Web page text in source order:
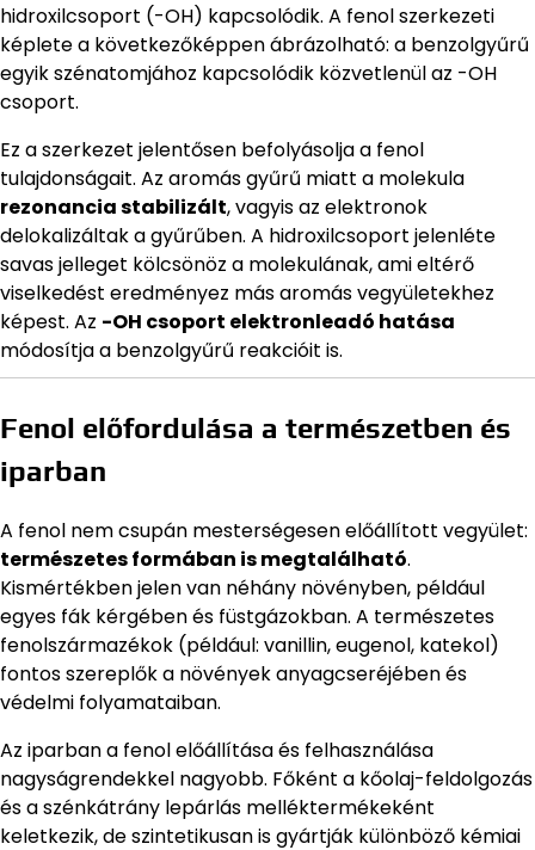
hidroxilcsoport (-OH) kapcsolódik. A fenol szerkezeti
képlete a következőképpen ábrázolható: a benzolgyűrű
egyik szénatomjához kapcsolódik közvetlenül az -OH
csoport.
Ez a szerkezet jelentősen befolyásolja a fenol
tulajdonságait. Az aromás gyűrű miatt a molekula
rezonancia stabilizált, vagyis az elektronok
delokalizáltak a gyűrűben. A hidroxilcsoport jelenléte
savas jelleget kölcsönöz a molekulának, ami eltérő
viselkedést eredményez más aromás vegyületekhez
képest. Az -OH csoport elektronleadó hatása
módosítja a benzolgyűrű reakcióit is.
Fenol előfordulása a természetben és
iparban
A fenol nem csupán mesterségesen előállított vegyület:
természetes formában is megtalálható.
Kismértékben jelen van néhány növényben, például
egyes fák kérgében és füstgázokban. A természetes
fenolszármazékok (például: vanillin, eugenol, katekol)
fontos szereplők a növények anyagcseréjében és
védelmi folyamataiban.
Az iparban a fenol előállítása és felhasználása
nagyságrendekkel nagyobb. Főként a kőolaj-feldolgozás
és a szénkátrány lepárlás melléktermékeként
keletkezik, de szintetikusan is gyártják különböző kémiai